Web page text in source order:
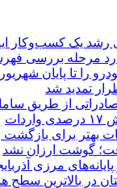
مرحله بررسی
را تا پایان شهریور
تمدید شد
از طریق
بهتر برای بازگشت
در بالاترین سطح